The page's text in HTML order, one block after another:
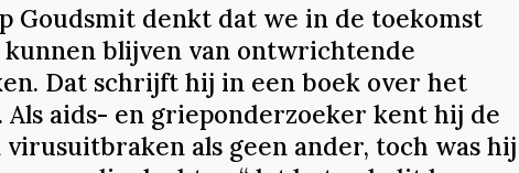
Goudsmit denkt dat we in de toekomst
blijven van ontwrichtende
Dat schrijft hij in een boek over het
Als aids- en grieponderzoeker kent hij de
virusuitbraken als geen ander, toch was hij